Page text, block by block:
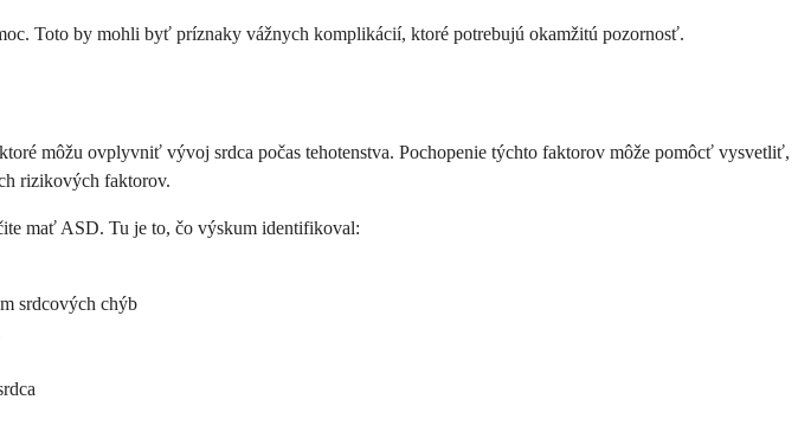
Toto by mohli byť príznaky vážnych komplikácií, ktoré potrebujú okamžitú pozornosť.
môžu ovplyvniť vývoj srdca počas tehotenstva. Pochopenie týchto faktorov môže pomôcť vysvetliť,
rizikových faktorov.
mať ASD. Tu je to, čo výskum identifikoval:
srdcových chýb